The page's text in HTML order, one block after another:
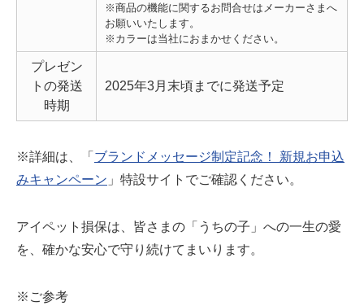
※商品の機能に関するお問合せはメーカーさまへ
お願いいたします。
※カラーは当社におまかせください。
プレゼン
トの発送
時期
2025年3月末頃までに発送予定
※詳細は、「 ブランドメッセージ制定記念！ 新規お申込
みキャンペーン 」特設サイトでご確認ください。
アイペット損保は、皆さまの「うちの子」への一生の愛
を、確かな安心で守り続けてまいります。
※ご参考